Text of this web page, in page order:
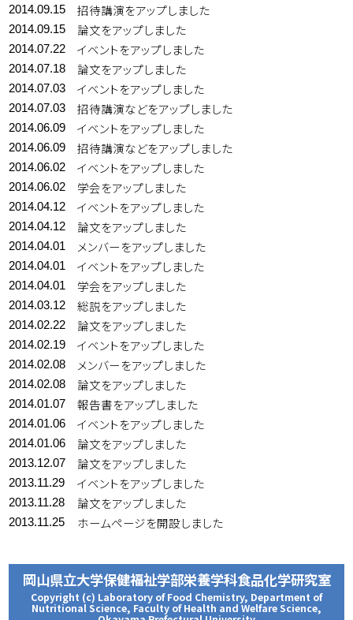
2014.09.15 招待講演をアップしました
2014.09.15 論文をアップしました
2014.07.22 イベントをアップしました
2014.07.18 論文をアップしました
2014.07.03 イベントをアップしました
2014.07.03 招待講演などをアップしました
2014.06.09 イベントをアップしました
2014.06.09 招待講演などをアップしました
2014.06.02 イベントをアップしました
2014.06.02 学会をアップしました
2014.04.12 イベントをアップしました
2014.04.12 論文をアップしました
2014.04.01 メンバーをアップしました
2014.04.01 イベントをアップしました
2014.04.01 学会をアップしました
2014.03.12 総説をアップしました
2014.02.22 論文をアップしました
2014.02.19 イベントをアップしました
2014.02.08 メンバーをアップしました
2014.02.08 論文をアップしました
2014.01.07 報告書をアップしました
2014.01.06 イベントをアップしました
2014.01.06 論文をアップしました
2013.12.07 論文をアップしました
2013.11.29 イベントをアップしました
2013.11.28 論文をアップしました
2013.11.25 ホームページを開設しました
岡山県立大学保健福祉学部栄養学科食品化学研究室
Copyright (c) Laboratory of Food Chemistry, Department of
Nutritional Science, Faculty of Health and Welfare Science,